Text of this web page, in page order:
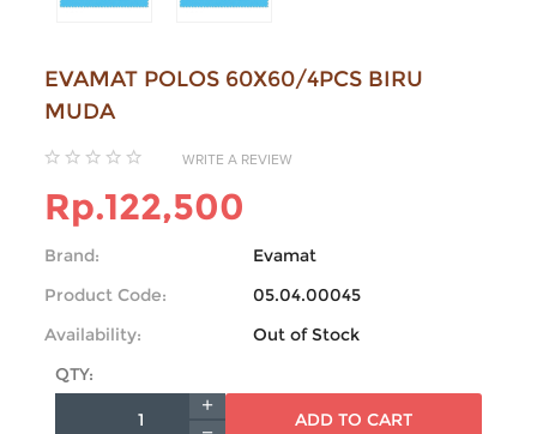
EVAMAT POLOS 60X60/4PCS BIRU
MUDA
WRITE A REVIEW
Rp.122,500
Brand:
Evamat
Product Code:
05.04.00045
Availability:
Out of Stock
QTY:
ADD TO CART